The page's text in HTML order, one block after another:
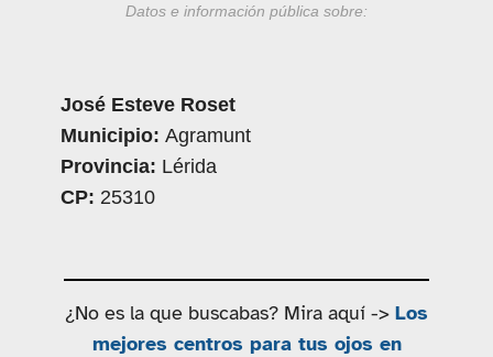
Datos e información pública sobre:
José Esteve Roset
Municipio: Agramunt
Provincia: Lérida
CP: 25310
¿No es la que buscabas? Mira aquí -> Los
mejores centros para tus ojos en